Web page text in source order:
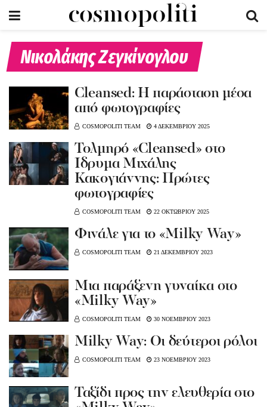
Νικολάκης Ζεγκίνογλου
Cleansed: Η παράσταση μέσα
από φωτογραφίες
COSMOPOLITI TEAM 4 ΔΕΚΕΜΒΡΙΟΥ 2025
Τολμηρό «Cleansed» στο
Ίδρυμα Μιχάλης
Κακογιάννης: Πρώτες
φωτογραφίες
COSMOPOLITI TEAM 22 ΟΚΤΩΒΡΙΟΥ 2025
Φινάλε για το «Milky Way»
COSMOPOLITI TEAM 21 ΔΕΚΕΜΒΡΙΟΥ 2023
Μια παράξενη γυναίκα στο
«Milky Way»
COSMOPOLITI TEAM 30 ΝΟΕΜΒΡΙΟΥ 2023
Milky Way: Οι δεύτεροι ρόλοι
COSMOPOLITI TEAM 23 ΝΟΕΜΒΡΙΟΥ 2023
Ταξίδι προς την ελευθερία στο